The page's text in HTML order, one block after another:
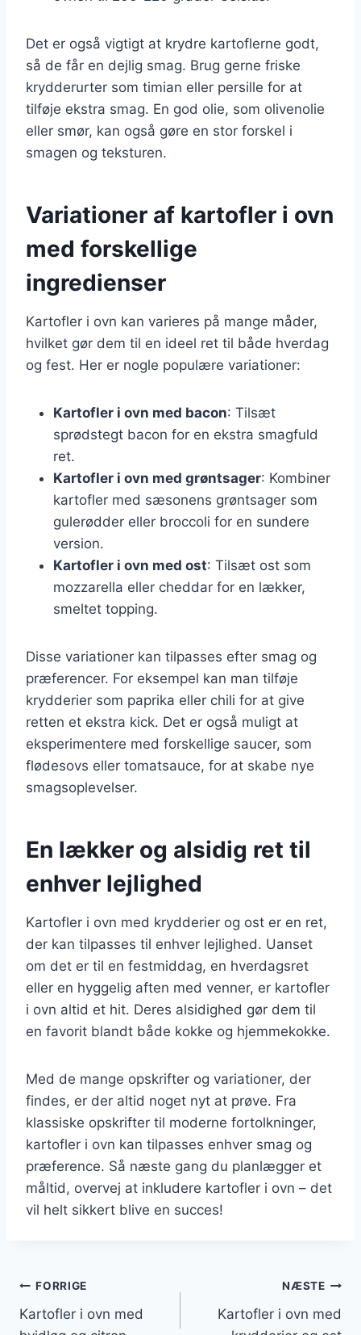
Det er også vigtigt at krydre kartoflerne godt,
så de får en dejlig smag. Brug gerne friske
krydderurter som timian eller persille for at
tilføje ekstra smag. En god olie, som olivenolie
eller smør, kan også gøre en stor forskel i
smagen og teksturen.
Variationer af kartofler i ovn
med forskellige
ingredienser
Kartofler i ovn kan varieres på mange måder,
hvilket gør dem til en ideel ret til både hverdag
og fest. Her er nogle populære variationer:
Kartofler i ovn med bacon: Tilsæt
sprødstegt bacon for en ekstra smagfuld
ret.
Kartofler i ovn med grøntsager: Kombiner
kartofler med sæsonens grøntsager som
gulerødder eller broccoli for en sundere
version.
Kartofler i ovn med ost: Tilsæt ost som
mozzarella eller cheddar for en lækker,
smeltet topping.
Disse variationer kan tilpasses efter smag og
præferencer. For eksempel kan man tilføje
krydderier som paprika eller chili for at give
retten et ekstra kick. Det er også muligt at
eksperimentere med forskellige saucer, som
flødesovs eller tomatsauce, for at skabe nye
smagsoplevelser.
En lækker og alsidig ret til
enhver lejlighed
Kartofler i ovn med krydderier og ost er en ret,
der kan tilpasses til enhver lejlighed. Uanset
om det er til en festmiddag, en hverdagsret
eller en hyggelig aften med venner, er kartofler
i ovn altid et hit. Deres alsidighed gør dem til
en favorit blandt både kokke og hjemmekokke.
Med de mange opskrifter og variationer, der
findes, er der altid noget nyt at prøve. Fra
klassiske opskrifter til moderne fortolkninger,
kartofler i ovn kan tilpasses enhver smag og
præference. Så næste gang du planlægger et
måltid, overvej at inkludere kartofler i ovn – det
vil helt sikkert blive en succes!
Indlægsnavigation
FORRIGE
Kartofler i ovn med
NÆSTE
Kartofler i ovn med